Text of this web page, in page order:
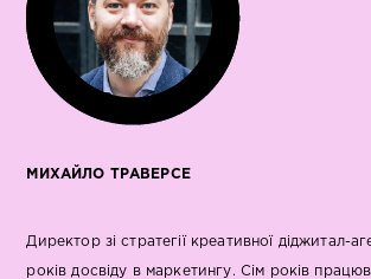
МИХАЙЛО ТРАВЕРСЕ
Директор зі стратегії креативної діджитал-
років досвіду в маркетингу. Сім років